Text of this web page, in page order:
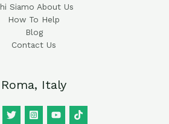
Siamo About Us
How To Help
Blog
Contact Us
Roma, Italy